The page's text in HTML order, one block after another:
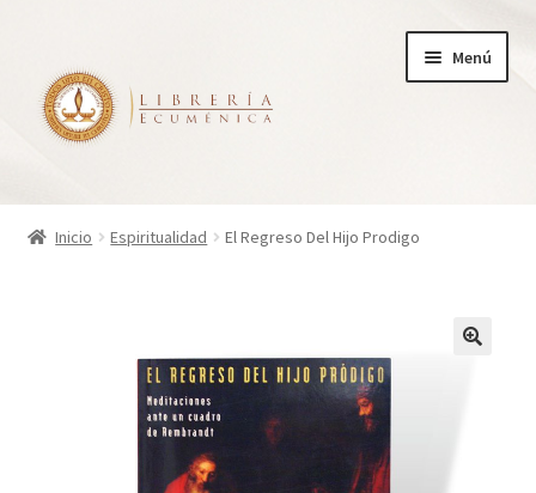
la
navegación
contenido
Menú
Inicio
Finalizar compra
Inicio Espiritualidad El Regreso Del Hijo Prodigo